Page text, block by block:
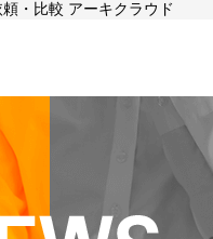
・比較 アーキクラウド